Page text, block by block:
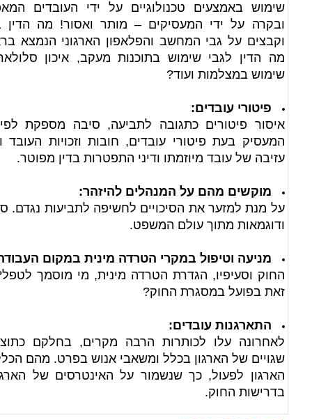
שימוש באמצעים טכנולוגיים על ידי העובדים
ובקרה על ידי המעסיקים – מותר ואסור! מה הדין
וקבצים על גבי המחשב והפלאפון הארגוני הנמצא
מה הדין לגבי שימוש בתוכנות מעקב, איכון
שימוש במצלמות ועוד?
פיטורי עובדים:
איסור פיטורים כתגובה לתביעה, סיבה מספקת
המעסיק בעת פיטורי עובדים, חובות וזכויות
עזיבה של עובד מיוזמתו ודיני התפטרות בדין מפוטר.
מוקשים מהם על המנהלים להיזהר:
על מנת למזער את הסיכויים לחשיפה לתביעות נגדם.
ודוגמאות מתוך עולם המשפט.
מניעה וטיפול במקרי הטרדה מינית במקום
החוק וסעיפיו, הגדרת הטרדה מינית, מי מוסמך
זאת בפועל במסגרת החוק?
התארגנות עובדים:
לאחרונה עלו לכותרות הרבה מקרים, בחלקם
שגויים של הארגון בכלל ומשאבי אנוש בפרט. מהם
הארגון לפעול, כך שנשמור על האינטרסים של
בדרישות החוק.